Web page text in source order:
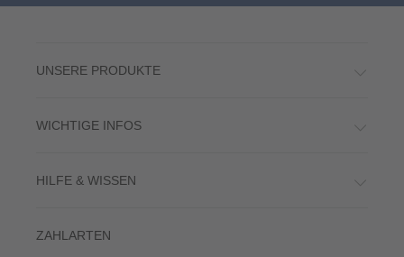
UNSERE PRODUKTE
WICHTIGE INFOS
HILFE & WISSEN
ZAHLARTEN